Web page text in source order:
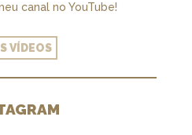
canal no YouTube!
VÍDEOS